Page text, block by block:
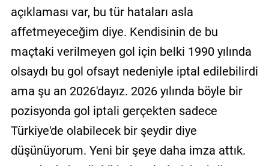
açıklaması var, bu tür hataları asla
affetmeyeceğim diye. Kendisinin de bu
maçtaki verilmeyen gol için belki 1990 yılında
olsaydı bu gol ofsayt nedeniyle iptal edilebilirdi
ama şu an 2026'dayız. 2026 yılında böyle bir
pozisyonda gol iptali gerçekten sadece
Türkiye'de olabilecek bir şeydir diye
düşünüyorum. Yeni bir şeye daha imza attık.